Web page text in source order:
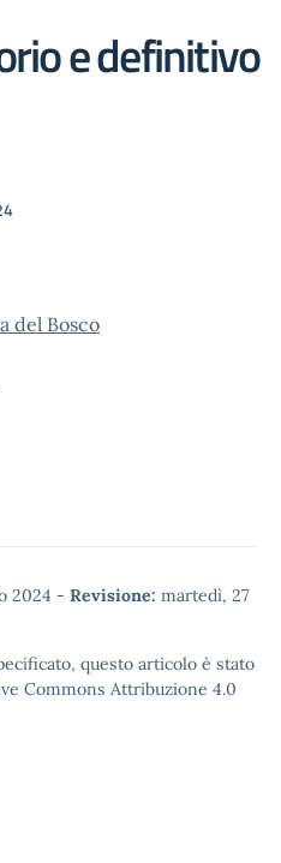
e definitivo
del Bosco
2024 - Revisione: martedì, 27
questo articolo è stato
Commons Attribuzione 4.0